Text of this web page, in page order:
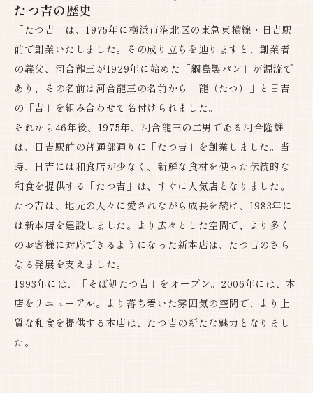
たつ吉の歴史
「たつ吉」は、1975年に横浜市港北区の東急東横線・日吉駅
前で創業いたしました。その成り立ちを辿りますと、創業者
の義父、河合龍三が1929年に始めた「綱島製パン」が源流で
あり、その名前は河合龍三の名前から「龍（たつ）」と日吉
の「吉」を組み合わせて名付けられました。
それから46年後、1975年、河合龍三の二男である河合隆雄
は、日吉駅前の普通部通りに「たつ吉」を創業しました。当
時、日吉には和食店が少なく、新鮮な食材を使った伝統的な
和食を提供する「たつ吉」は、すぐに人気店となりました。
たつ吉は、地元の人々に愛されながら成長を続け、1983年に
は新本店を建設しました。より広々とした空間で、より多く
のお客様に対応できるようになった新本店は、たつ吉のさら
なる発展を支えました。
1993年には、「そば処たつ吉」をオープン。2006年には、本
店をリニューアル。より落ち着いた雰囲気の空間で、より上
質な和食を提供する本店は、たつ吉の新たな魅力となりまし
た。